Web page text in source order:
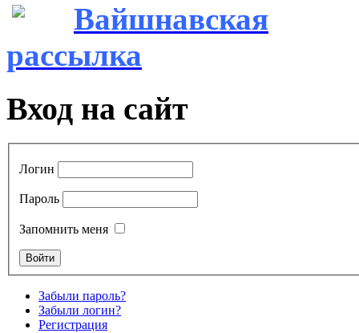
Вайшнавская
рассылка
Вход на сайт
Логин
Пароль
Запомнить меня
Забыли пароль?
Забыли логин?
Регистрация